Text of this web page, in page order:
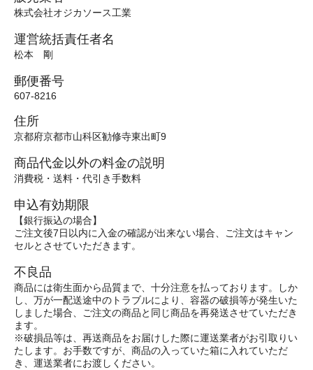
株式会社オジカソース工業
運営統括責任者名
松本 剛
郵便番号
607-8216
住所
京都府京都市山科区勧修寺東出町9
商品代金以外の料金の説明
消費税・送料・代引き手数料
申込有効期限
【銀行振込の場合】
ご注文後7日以内に入金の確認が出来ない場合、ご注文はキャン
セルとさせていただきます。
不良品
商品には衛生面から品質まで、十分注意を払っております。しか
し、万が一配送途中のトラブルにより、容器の破損等が発生いた
しました場合、ご注文の商品と同じ商品を再発送させていただき
ます。
※破損品等は、再送商品をお届けした際に運送業者がお引取りい
たします。お手数ですが、商品の入っていた箱に入れていただ
き、運送業者にお渡しください。